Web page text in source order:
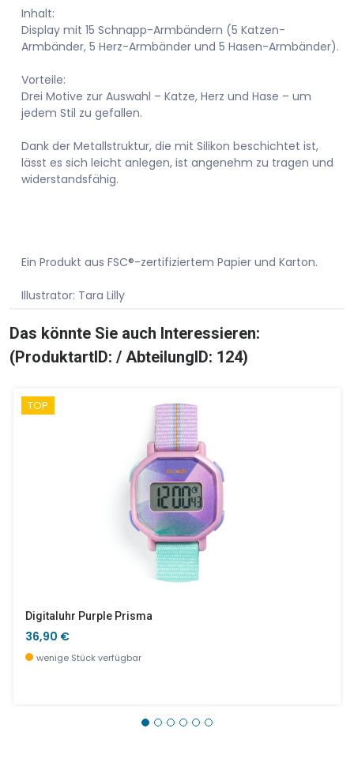
Inhalt:
Display mit 15 Schnapp-Armbändern (5 Katzen-
Armbänder, 5 Herz-Armbänder und 5 Hasen-Armbänder).
Vorteile:
Drei Motive zur Auswahl – Katze, Herz und Hase – um
jedem Stil zu gefallen.
Dank der Metallstruktur, die mit Silikon beschichtet ist,
lässt es sich leicht anlegen, ist angenehm zu tragen und
widerstandsfähig.
Ein Produkt aus FSC®-zertifiziertem Papier und Karton.
Illustrator: Tara Lilly
Das könnte Sie auch Interessieren:
(ProduktartID: / AbteilungID: 124)
TOP
Digitaluhr Purple Prisma
36,90 €
wenige Stück verfügbar